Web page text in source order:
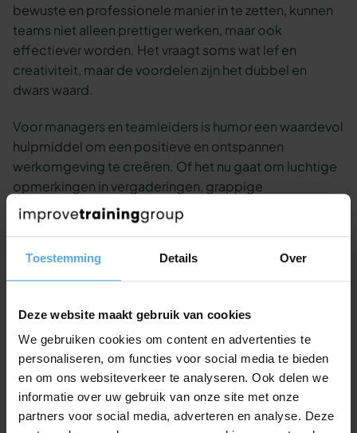
Toestemming Details Over
Deze website maakt gebruik van cookies
We gebruiken cookies om content en advertenties te
personaliseren, om functies voor social media te bieden
en om ons websiteverkeer te analyseren. Ook delen we
informatie over uw gebruik van onze site met onze
partners voor social media, adverteren en analyse. Deze
bewuste en professionele manier in te zetten, kunnen
teams niet alleen prettiger werken, maar ook
effectiever worden. Het vraagt soms wat lef en
creativiteit, maar de voordelen zijn het dubbel en
dwars waard.
Voor managers en teamleiders is humor een waardevol
hulpmiddel om een positieve en ontspannen
werkomgeving te creëren. Of het nu gaat om luchtige
opmerkingen in vergaderingen, grappige
teambuildingactiviteiten of het doorbreken van
spanning tijdens stressvolle momenten – humor helpt
maken.
Kunnen we je nog ergens mee
helpen?
Bekijk de workshop Lachen maar!